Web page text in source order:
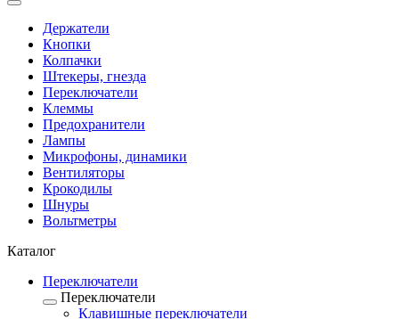
Держатели
Кнопки
Колпачки
Штекеры, гнезда
Переключатели
Клеммы
Предохранители
Лампы
Микрофоны, динамики
Вентиляторы
Крокодилы
Шнуры
Вольтметры
Каталог
Переключатели
Переключатели
Клавишные переключатели